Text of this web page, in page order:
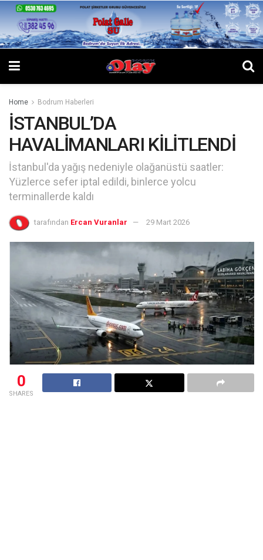
Home Bodrum Haberleri
İSTANBUL’DA
HAVALİMANLARI KİLİTLENDİ
İstanbul'da yağış nedeniyle olağanüstü saatler:
Yüzlerce sefer iptal edildi, binlerce yolcu
terminallerde kaldı
tarafından Ercan Vuranlar 29 Mart 2026
0
SHARES